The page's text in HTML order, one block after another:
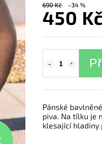
690 Kč –34 %
450 Kč
Pánské
piva. Na tílku je
klesající hladiny